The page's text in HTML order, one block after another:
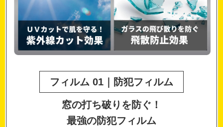
フィルム 01｜防犯フィルム
窓の打ち破りを防ぐ！
最強の防犯フィルム